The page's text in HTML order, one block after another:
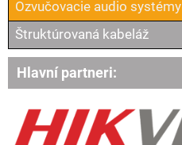
Ozvučovacie audio systémy
Štruktúrovaná kabeláž
Hlavní partneri: